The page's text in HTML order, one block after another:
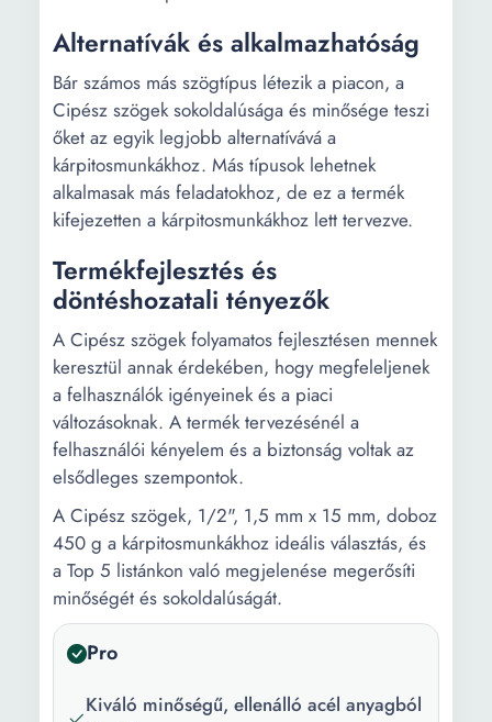
Alternatívák és alkalmazhatóság
Bár számos más szögtípus létezik a piacon, a
Cipész szögek sokoldalúsága és minősége teszi
őket az egyik legjobb alternatívává a
kárpitosmunkákhoz. Más típusok lehetnek
alkalmasak más feladatokhoz, de ez a termék
kifejezetten a kárpitosmunkákhoz lett tervezve.
Termékfejlesztés és
döntéshozatali tényezők
A Cipész szögek folyamatos fejlesztésen mennek
keresztül annak érdekében, hogy megfeleljenek
a felhasználók igényeinek és a piaci
változásoknak. A termék tervezésénél a
felhasználói kényelem és a biztonság voltak az
elsődleges szempontok.
A Cipész szögek, 1/2", 1,5 mm x 15 mm, doboz
450 g a kárpitosmunkákhoz ideális választás, és
a Top 5 listánkon való megjelenése megerősíti
minőségét és sokoldalúságát.
Pro
Kiváló minőségű, ellenálló acél anyagból